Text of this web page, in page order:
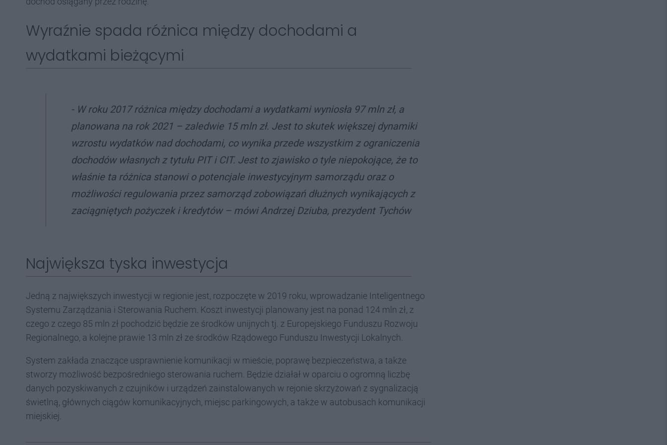
Wyraźnie spada różnica między dochodami a
wydatkami bieżącymi
- W roku 2017 różnica między dochodami a wydatkami wyniosła 97 mln zł, a
planowana na rok 2021 – zaledwie 15 mln zł. Jest to skutek większej dynamiki
wzrostu wydatków nad dochodami, co wynika przede wszystkim z ograniczenia
dochodów własnych z tytułu PIT i CIT. Jest to zjawisko o tyle niepokojące, że to
właśnie ta różnica stanowi o potencjale inwestycyjnym samorządu oraz o
możliwości regulowania przez samorząd zobowiązań dłużnych wynikających z
zaciągniętych pożyczek i kredytów – mówi Andrzej Dziuba, prezydent Tychów
Największa tyska inwestycja
Jedną z największych inwestycji w regionie jest, rozpoczęte w 2019 roku, wprowadzanie Inteligentnego
Systemu Zarządzania i Sterowania Ruchem. Koszt inwestycji planowany jest na ponad 124 mln zł, z
czego z czego 85 mln zł pochodzić będzie ze środków unijnych tj. z Europejskiego Funduszu Rozwoju
Regionalnego, a kolejne prawie 13 mln zł ze środków Rządowego Funduszu Inwestycji Lokalnych.
System zakłada znaczące usprawnienie komunikacji w mieście, poprawę bezpieczeństwa, a także
stworzy możliwość bezpośredniego sterowania ruchem. Będzie działał w oparciu o ogromną liczbę
danych pozyskiwanych z czujników i urządzeń zainstalowanych w rejonie skrzyżowań z sygnalizacją
świetlną, głównych ciągów komunikacyjnych, miejsc parkingowych, a także w autobusach komunikacji
miejskiej.